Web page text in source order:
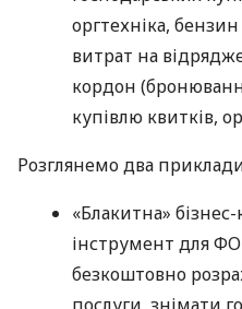
оргтехніка,
витрат на
кордон
купівлю квитків,
Розглянемо два
«Блакитна»
інструмент для
безкоштовно